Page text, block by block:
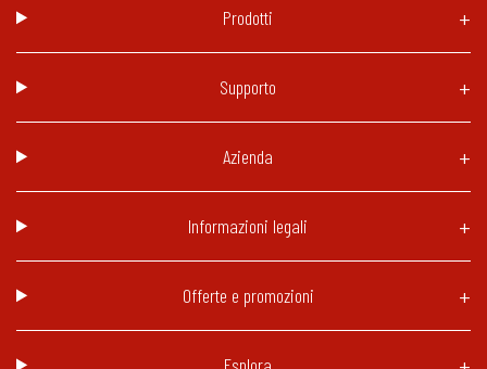
Prodotti
Supporto
Azienda
Informazioni legali
Offerte e promozioni